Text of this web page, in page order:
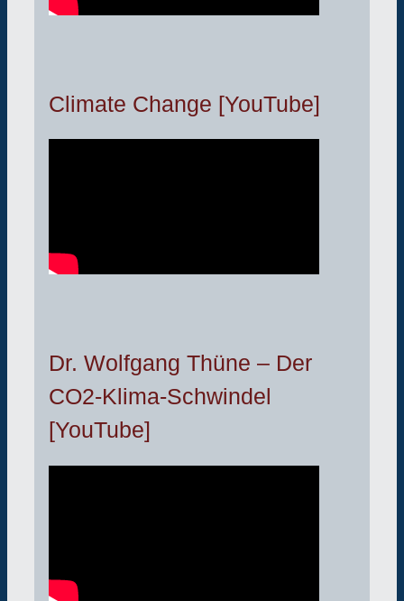
Climate Change [YouTube]
Dr. Wolfgang Thüne – Der
CO2-Klima-Schwindel
[YouTube]